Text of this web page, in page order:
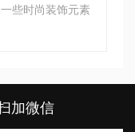
些时尚装饰元素
加微信